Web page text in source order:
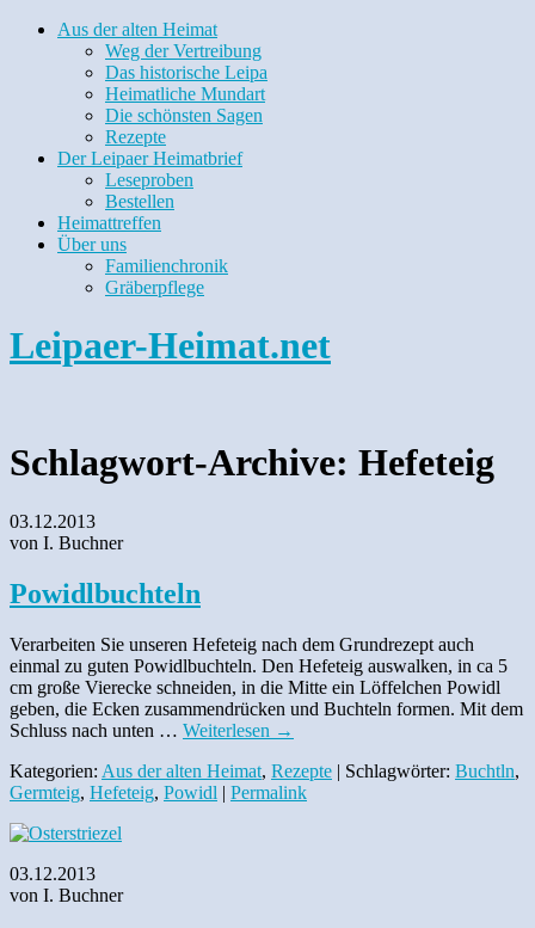
Aus der alten Heimat
Weg der Vertreibung
Das historische Leipa
Heimatliche Mundart
Die schönsten Sagen
Rezepte
Der Leipaer Heimatbrief
Leseproben
Bestellen
Heimattreffen
Über uns
Familienchronik
Gräberpflege
Leipaer-Heimat.net
Schlagwort-Archive: Hefeteig
03.12.2013
von I. Buchner
Powidlbuchteln
Verarbeiten Sie unseren Hefeteig nach dem Grundrezept auch
einmal zu guten Powidlbuchteln. Den Hefeteig auswalken, in ca 5
cm große Vierecke schneiden, in die Mitte ein Löffelchen Powidl
geben, die Ecken zusammendrücken und Buchteln formen. Mit dem
Schluss nach unten … Weiterlesen →
Kategorien: Aus der alten Heimat, Rezepte | Schlagwörter: Buchtln,
Germteig, Hefeteig, Powidl | Permalink
03.12.2013
von I. Buchner